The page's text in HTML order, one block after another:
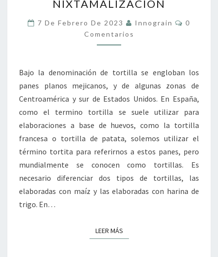
TORTILLAS
DE
MAÍZ
Y
NIXTAMALIZACIÓN
7 De Febrero De 2023 Innograin
0
Comentarios
Bajo la denominación de tortilla se engloban los
panes planos mejicanos, y de algunas zonas de
Centroamérica y sur de Estados Unidos. En España,
como el termino tortilla se suele utilizar para
elaboraciones a base de huevos, como la tortilla
francesa o tortilla de patata, solemos utilizar el
término tortita para referirnos a estos panes, pero
mundialmente se conocen como tortillas. Es
necesario diferenciar dos tipos de tortillas, las
elaboradas con maíz y las elaboradas con harina de
trigo. En…
LEER MÁSLEER MÁS